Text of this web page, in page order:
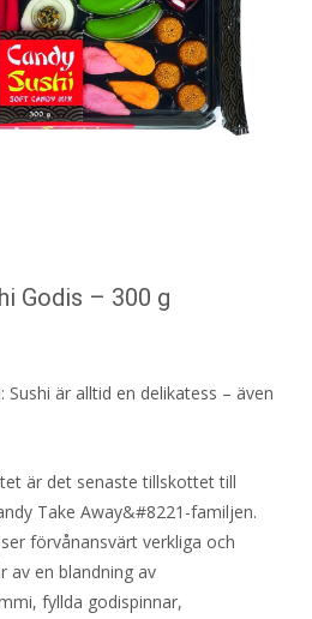
Godis – 300 g
Sushi är alltid en delikatess – även
är det senaste tillskottet till
Take Away&#8221-familjen.
förvånansvärt verkliga och
av en blandning av
fyllda godispinnar,